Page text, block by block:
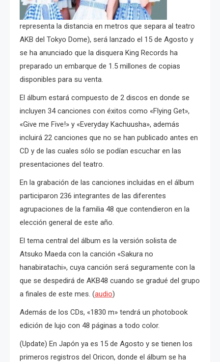
representa la distancia en metros que separa al teatro
AKB del Tokyo Dome), será lanzado el 15 de Agosto y
se ha anunciado que la disquera King Records ha
preparado un embarque de 1.5 millones de copias
disponibles para su venta.
El álbum estará compuesto de 2 discos en donde se
incluyen 34 canciones con éxitos como «Flying Get»,
«Give me Five!» y «Everyday Kachuusha», además
incluirá 22 canciones que no se han publicado antes en
CD y de las cuales sólo se podían escuchar en las
presentaciones del teatro.
En la grabación de las canciones incluidas en el álbum
participaron 236 integrantes de las diferentes
agrupaciones de la familia 48 que contendieron en la
elección general de este año.
El tema central del álbum es la versión solista de
Atsuko Maeda con la canción «Sakura no
hanabiratachi», cuya canción será seguramente con la
que se despedirá de AKB48 cuando se gradué del grupo
a finales de este mes. (audio)
Además de los CDs, «1830 m» tendrá un photobook
edición de lujo con 48 páginas a todo color.
(Update) En Japón ya es 15 de Agosto y se tienen los
primeros registros del Oricon, donde el álbum se ha